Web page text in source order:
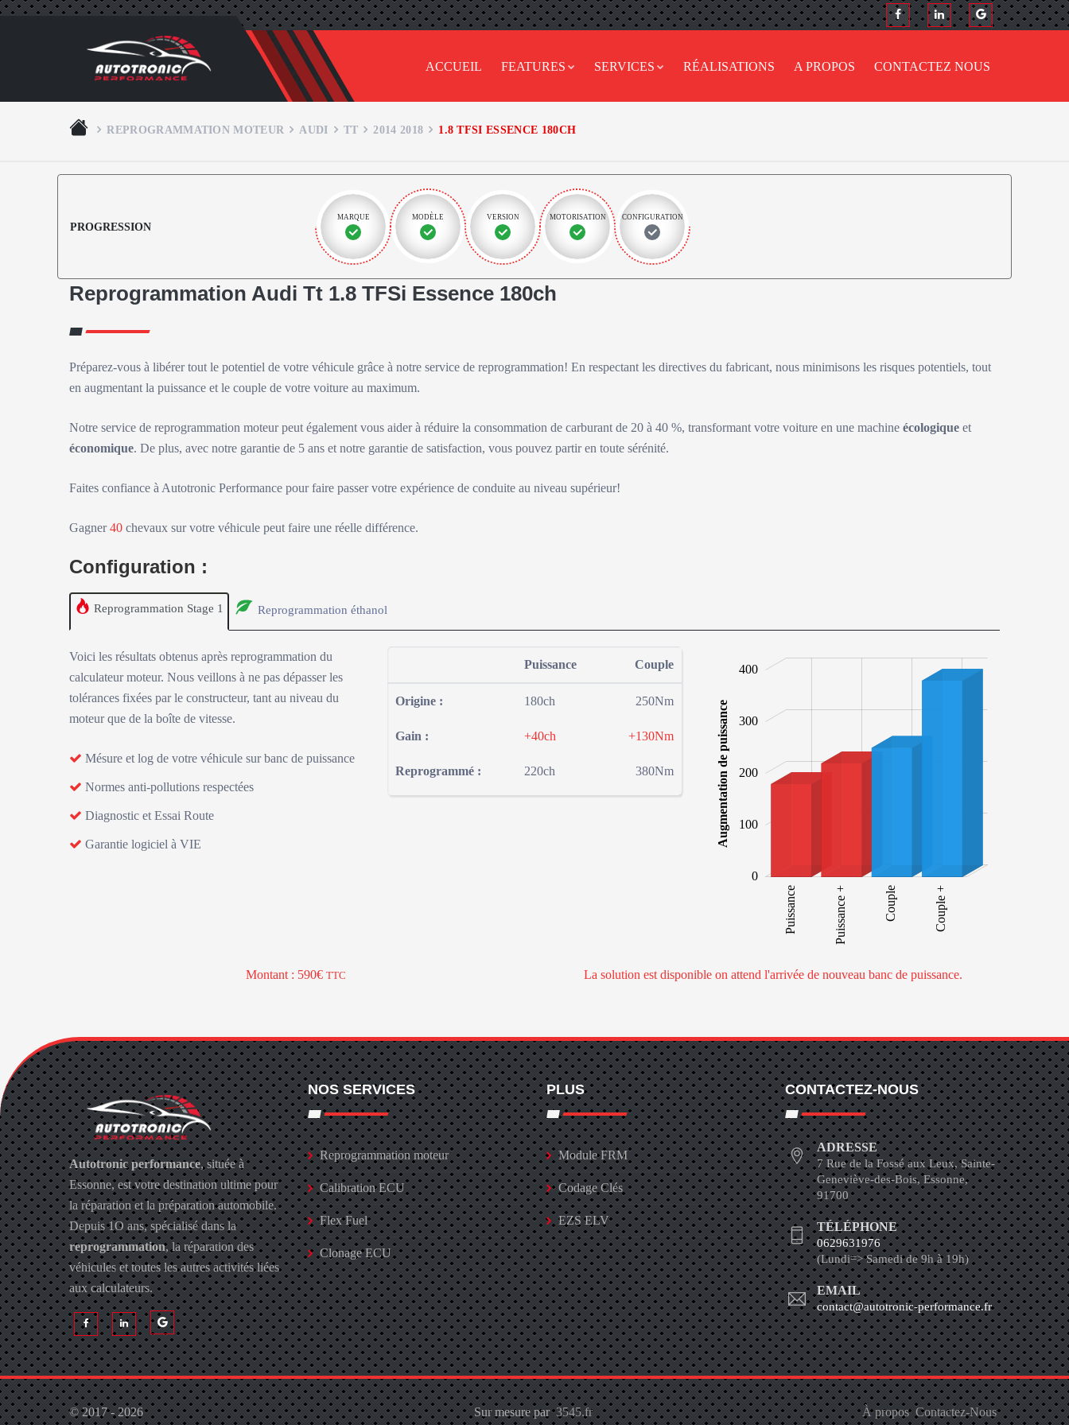
ACCUEIL FEATURES SERVICES RÉALISATIONS A PROPOS CONTACTEZ NOUS
REPROGRAMMATION MOTEUR AUDI TT 2014 2018 1.8 TFSI ESSENCE 180CH
PROGRESSION
MARQUE MODÈLE VERSION MOTORISATION CONFIGURATION
Reprogrammation Audi Tt 1.8 TFSi Essence 180ch
Préparez-vous à libérer tout le potentiel de votre véhicule grâce à notre service de reprogrammation! En respectant les directives du fabricant, nous minimisons les risques potentiels, tout
en augmentant la puissance et le couple de votre voiture au maximum.
Notre service de reprogrammation moteur peut également vous aider à réduire la consommation de carburant de 20 à 40 %, transformant votre voiture en une machine écologique et
économique. De plus, avec notre garantie de 5 ans et notre garantie de satisfaction, vous pouvez partir en toute sérénité.
Faites confiance à Autotronic Performance pour faire passer votre expérience de conduite au niveau supérieur!
Gagner40 chevaux sur votre véhicule peut faire une réelle différence.
Configuration :
Reprogrammation Stage 1 Reprogrammation éthanol
Voici les résultats obtenus après reprogrammation du
calculateur moteur. Nous veillons à ne pas dépasser les
tolérances fixées par le constructeur, tant au niveau du
moteur que de la boîte de vitesse.
Mésure et log de votre véhicule sur banc de puissance
Normes anti-pollutions respectées
Diagnostic et Essai Route
Garantie logiciel à VIE
Puissance Couple
Origine : 180ch 250Nm
Gain : +40ch +130Nm
Reprogrammé : 220ch 380Nm Augmentation de puissance 100
0
100
200
300
400
Puissance Puissance + Couple Couple +
Montant : 590€ TTC La solution est disponible on attend l'arrivée de nouveau banc de puissance.
Autotronic performance, située à
Essonne, est votre destination ultime pour
la réparation et la préparation automobile.
Depuis 1O ans, spécialisé dans la
reprogrammation, la réparation des
véhicules et toutes les autres activités liées
aux calculateurs.
NOS SERVICES
Reprogrammation moteur
Calibration ECU
Flex Fuel
Clonage ECU
PLUS
Module FRM
Codage Clés
EZS ELV
CONTACTEZ-NOUS
ADRESSE
7 Rue de la Fossé aux Leux, Sainte-
Geneviève-des-Bois, Essonne,
91700
TÉLÉPHONE
0629631976
(Lundi=> Samedi de 9h à 19h)
EMAIL
contact@autotronic-performance.fr
© 2017 - 2026 Sur mesure par 3545.fr À propos Contactez-Nous